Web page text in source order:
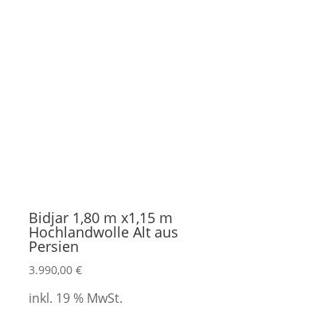
Bidjar 1,80 m x1,15 m
Hochlandwolle Alt aus
Persien
3.990,00€
inkl. 19 % MwSt.